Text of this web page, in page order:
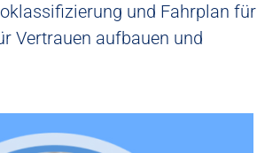
und Fahrplan für
Vertrauen aufbauen und